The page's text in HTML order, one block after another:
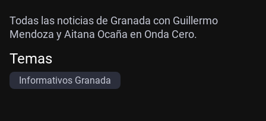
Todas las noticias de Granada con Guillermo
Mendoza y Aitana Ocaña en Onda Cero.
Temas
Informativos Granada